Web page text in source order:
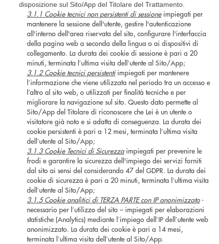
disposizione sul Sito/App del Titolare del Trattamento.
3.1.1 Cookie tecnici non persistenti di sessioneimpiegati per
mantenere la sessione dell'utente, gestire l'autenticazione
all'interno dell'area riservata del sito, configurare l'interfaccia
della pagina web a seconda della lingua o ai dispositivi di
collegamento. La durata dei cookie di sessione è pari a 20
minuti, terminata l’ultima visita dell’utente al Sito/App;
3.1.2 Cookie tecnici persistentiimpiegati per mantenere
l’informazione che viene utilizzata nel periodo tra un accesso e
l’altro al sito web, o utilizzati per finalità tecniche e per
migliorare la navigazione sul sito. Questo dato permette al
Sito/App del Titolare di riconoscere che Lei è un utente o
visitatore già noto e si adatta di conseguenza. La durata dei
cookie persistenti è pari a 12 mesi, terminata l’ultima visita
dell’utente al Sito/App;
3.1.3 Cookie Tecnici di Sicurezzaimpiegati per prevenire le
frodi e garantire la sicurezza dell'impiego dei servizi forniti
dal sito ai sensi del considerando 47 del GDPR. La durata dei
cookie di sicurezza è pari a 20 minuti, terminata l’ultima visita
dell’utente al Sito/App;
3.1.5 Cookie analitici di TERZA PARTE con IP anonimizzato-
necessario per l’utilizzo del sito – impiegati per elaborazioni
statistiche (Analytics) mediante l’impiego dell’IP dell’utente web
anonimizzato. La durata dei cookie è pari a 14 mesi,
terminata l’ultima visita dell’utente al Sito/App.